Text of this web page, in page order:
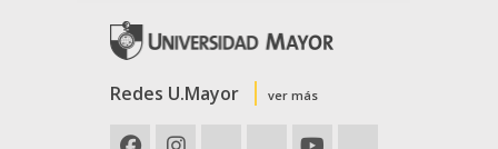
Redes U.Mayor ver más